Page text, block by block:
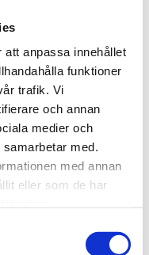
att anpassa innehållet
funktioner
trafik. Vi
och annan
medier och
med.
med annan
eller som de har
din förening hos
vill utveckla
spela teater eller
gratis kurser